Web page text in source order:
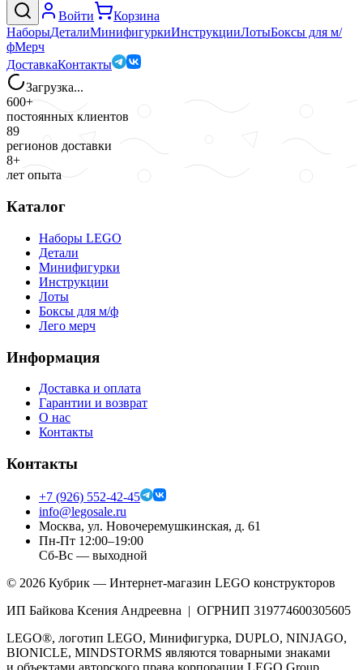
Войти
Корзина
НаборыДеталиМинифигуркиИнструкцииЛотыБоксы для м/
фМерч
ДоставкаКонтакты
Загрузка...
600+
постоянных клиентов
89
регионов доставки
8+
лет опыта
Каталог
Наборы LEGO
Детали
Минифигурки
Инструкции
Лоты
Боксы для м/ф
Лего мерч
Информация
Доставка и оплата
Гарантии и возврат
О нас
Контакты
Контакты
+7 (926) 552-42-45
info@legosale.ru
Москва, ул. Новочеремушкинская, д. 61
Пн-Пт 12:00–19:00
Сб-Вс — выходной
© 2026 Кубрик — Интернет-магазин LEGO конструкторов
ИП Байкова Ксения Андреевна | ОГРНИП 319774600305605
LEGO®, логотип LEGO, Минифигурка, DUPLO, NINJAGO,
BIONICLE, MINDSTORMS являются товарными знаками
и объектами авторского права корпорации LEGO Group.